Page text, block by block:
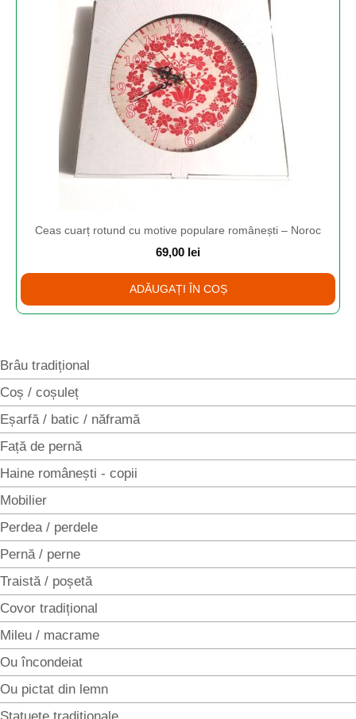
Ceas cuarț rotund cu motive populare românești – Noroc
69,00 lei
ADĂUGAȚI ÎN COȘ
Brâu tradițional
Coș / coșuleț
Eșarfă / batic / năframă
Față de pernă
Haine românești - copii
Mobilier
Perdea / perdele
Pernă / perne
Traistă / poșetă
Covor tradițional
Mileu / macrame
Ou încondeiat
Ou pictat din lemn